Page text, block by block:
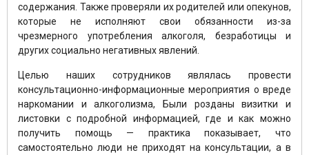
содержания. Также проверяли их родителей или опекунов,
которые не исполняют свои обязанности из-за
чрезмерного употребления алкоголя, безработицы и
других социально негативных явлений.
Целью наших сотрудников являлась провести
консультационно-информационные мероприятия о вреде
наркомании и алкоголизма, Были розданы визитки и
листовки с подробной информацией, где и как можно
получить помощь — практика показывает, что
самостоятельно люди не приходят на консультации, а в